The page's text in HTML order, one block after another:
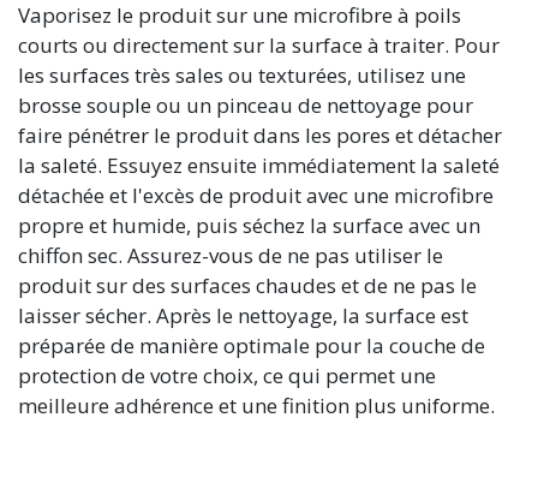
Vaporisez le produit sur une microfibre à poils
courts ou directement sur la surface à traiter. Pour
les surfaces très sales ou texturées, utilisez une
brosse souple ou un pinceau de nettoyage pour
faire pénétrer le produit dans les pores et détacher
la saleté. Essuyez ensuite immédiatement la saleté
détachée et l'excès de produit avec une microfibre
propre et humide, puis séchez la surface avec un
chiffon sec. Assurez-vous de ne pas utiliser le
produit sur des surfaces chaudes et de ne pas le
laisser sécher. Après le nettoyage, la surface est
préparée de manière optimale pour la couche de
protection de votre choix, ce qui permet une
meilleure adhérence et une finition plus uniforme.